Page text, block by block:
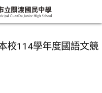
校114學年度國語文競